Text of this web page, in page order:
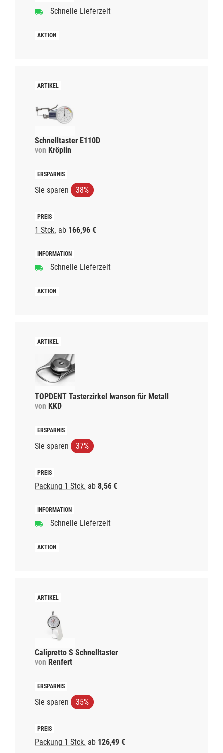
Schnelle Lieferzeit
Schnelltaster E110D
von Kröplin
Sie sparen 38%
1 Stck. ab 166,96 €
Schnelle Lieferzeit
TOPDENT Tasterzirkel Iwanson für Metall
von KKD
Sie sparen 37%
Packung 1 Stck. ab 8,56 €
Schnelle Lieferzeit
Calipretto S Schnelltaster
von Renfert
Sie sparen 35%
Packung 1 Stck. ab 126,49 €